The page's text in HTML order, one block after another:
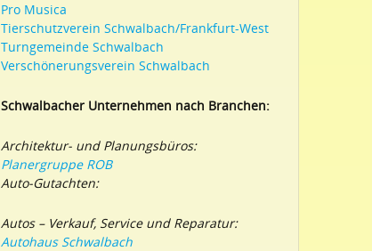
Pro Musica
Tierschutzverein Schwalbach/Frankfurt-West
Turngemeinde Schwalbach
Verschönerungsverein Schwalbach
Schwalbacher Unternehmen nach Branchen:
Architektur- und Planungsbüros:
Planergruppe ROB
Auto-Gutachten:
Autos – Verkauf, Service und Reparatur:
Autohaus Schwalbach